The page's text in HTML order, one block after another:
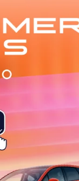
praças e
de Guimarães
de
os Supertronik